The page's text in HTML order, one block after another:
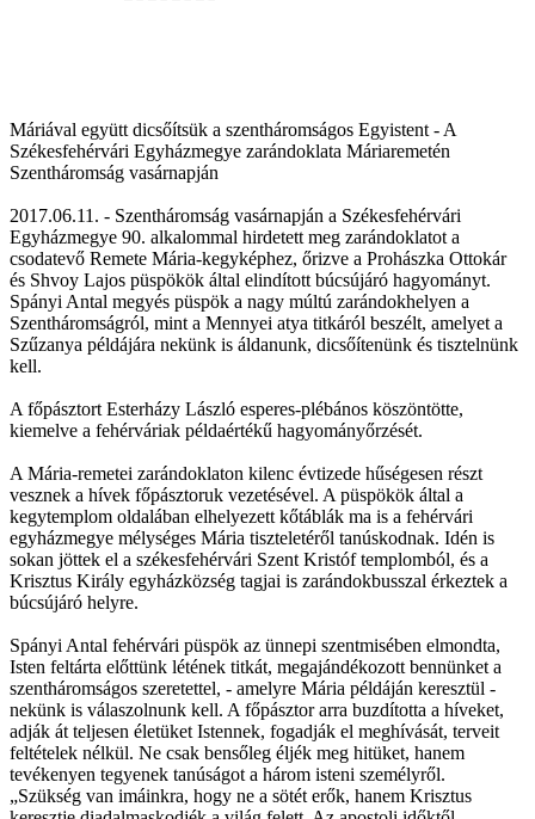
Máriával együtt dicsőítsük a szentháromságos Egyistent - A
Székesfehérvári Egyházmegye zarándoklata Máriaremetén
Szentháromság vasárnapján
2017.06.11. - Szentháromság vasárnapján a Székesfehérvári
Egyházmegye 90. alkalommal hirdetett meg zarándoklatot a
csodatevő Remete Mária-kegyképhez, őrizve a Prohászka Ottokár
és Shvoy Lajos püspökök által elindított búcsújáró hagyományt.
Spányi Antal megyés püspök a nagy múltú zarándokhelyen a
Szentháromságról, mint a Mennyei atya titkáról beszélt, amelyet a
Szűzanya példájára nekünk is áldanunk, dicsőítenünk és tisztelnünk
kell.
A főpásztort Esterházy László esperes-plébános köszöntötte,
kiemelve a fehérváriak példaértékű hagyományőrzését.
A Mária-remetei zarándoklaton kilenc évtizede hűségesen részt
vesznek a hívek főpásztoruk vezetésével. A püspökök által a
kegytemplom oldalában elhelyezett kőtáblák ma is a fehérvári
egyházmegye mélységes Mária tiszteletéről tanúskodnak. Idén is
sokan jöttek el a székesfehérvári Szent Kristóf templomból, és a
Krisztus Király egyházközség tagjai is zarándokbusszal érkeztek a
búcsújáró helyre.
Spányi Antal fehérvári püspök az ünnepi szentmisében elmondta,
Isten feltárta előttünk létének titkát, megajándékozott bennünket a
szentháromságos szeretettel, - amelyre Mária példáján keresztül -
nekünk is válaszolnunk kell. A főpásztor arra buzdította a híveket,
adják át teljesen életüket Istennek, fogadják el meghívását, terveit
feltételek nélkül. Ne csak bensőleg éljék meg hitüket, hanem
tevékenyen tegyenek tanúságot a három isteni személyről.
„Szükség van imáinkra, hogy ne a sötét erők, hanem Krisztus